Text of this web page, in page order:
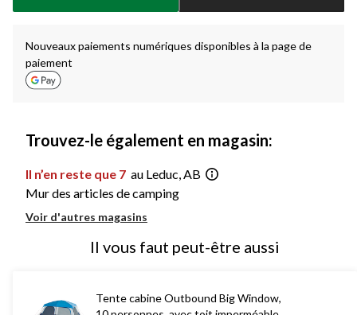
à
Nouveaux paiements numériques disponibles à la page de
paiement
Trouvez-le également en magasin:
Il n’en reste que 7 au Leduc, AB
Mur des articles de camping
Voir d'autres magasins
Il vous faut peut-être aussi
Tente cabine Outbound Big Window,